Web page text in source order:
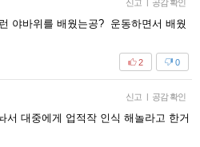
신고 | 공감 확인
야바위를 배웠는공? 운동하면서 배웠
0
2
신고 | 공감 확인
서 대중에게 업적작 인식 해놀라고 한거